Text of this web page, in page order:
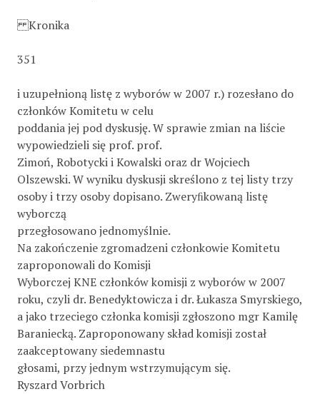
Kronika
351
i uzupełnioną listę z wyborów w 2007 r.) rozesłano do
członków Komitetu w celu
poddania jej pod dyskusję. W sprawie zmian na liście
wypowiedzieli się prof. prof.
Zimoń, Robotycki i Kowalski oraz dr Wojciech
Olszewski. W wyniku dyskusji skreślono z tej listy trzy
osoby i trzy osoby dopisano. Zweryﬁkowaną listę
wyborczą
przegłosowano jednomyślnie.
Na zakończenie zgromadzeni członkowie Komitetu
zaproponowali do Komisji
Wyborczej KNE członków komisji z wyborów w 2007
roku, czyli dr. Benedyktowicza i dr. Łukasza Smyrskiego,
a jako trzeciego członka komisji zgłoszono mgr Kamilę
Baraniecką. Zaproponowany skład komisji został
zaakceptowany siedemnastu
głosami, przy jednym wstrzymującym się.
Ryszard Vorbrich